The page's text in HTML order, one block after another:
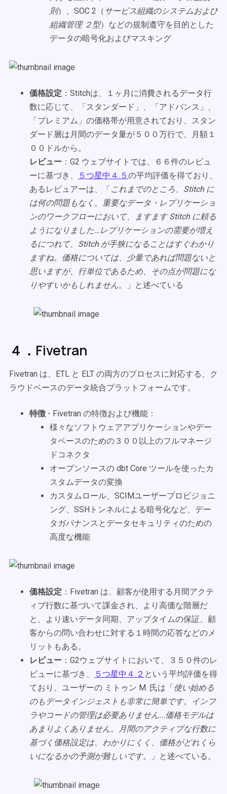
則）、SOC 2（ サービス組織のシステムおよび
組織管理 ２型）などの規制遵守を目的とした
データの暗号化およびマスキング
価格設定 ：Stitchは、１ヶ月に消費されるデータ行
数に応じて、「スタンダード」、「アドバンス」、
「プレミアム」の価格帯が用意されており、スタン
ダード層は月間のデータ量が５００万行で、月額１
００ドルから。
レビュー ：G2 ウェブサイトでは、６６件のレビュ
ーに基づき、
５つ星中４.５ の平均評価を得ており、
あるレビュアーは、「これまでのところ、Stitch に
は何の問題もなく、重要なデータ・レプリケーショ
ンのワークフローにおいて、ますます Stitch に頼る
ようになりました…レプリケーションの需要が増え
るにつれて、Stitch が手狭になることはすぐわかり
ますね。価格については、少量であれば問題ないと
思いますが、行単位であるため、その点が問題にな
りやすいかもしれません。
」と述べている
４．Fivetran
Fivetran は、ETL と ELT の両方のプロセスに対応する、ク
ラウドベースのデータ統合プラットフォームです。
特徴 - Fivetran の特徴および機能：
様々なソフトウェアアプリケーションやデー
タベースのための３００以上のフルマネージ
ドコネクタ
オープンソースの dbt Core ツールを使ったカ
スタムデータの変換
カスタムロール、SCIMユーザープロビジョニ
ング、SSHトンネルによる暗号化など、デー
タガバナンスとデータセキュリティのための
高度な機能
価格設定 ：Fivetran は、顧客が使用する月間アクテ
ィブ行数に基づいて課金され、より高価な階層だ
と、より速いデータ同期、アップタイムの保証、顧
客からの問い合わせに対する１時間の応答などのメ
リットもある。
レビュー ：G2ウェブサイトにおいて、３５０件のレ
ビューに基づき、
５つ星中４.２ という平均評価を得
ており、ユーザーの ミトゥン M. 氏は「使い始める
のもデータインジェストも非常に簡単です。インフ
ラやコードの管理は必要ありません...価格モデルは
あまりよくありません。月間のアクティブな行数に
基づく価格設定は、わかりにくく、価格がどれくら
いになるかの予測が難しいです。
」と述べている。